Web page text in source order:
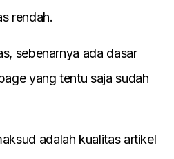
rendah.
sebenarnya ada dasar
yang tentu saja sudah
adalah kualitas artikel